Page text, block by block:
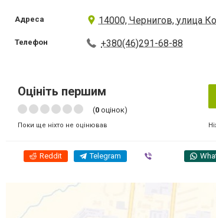
Адреса 14000, Чернигов, улица
Телефон +380(46)291-68-88
Оцініть першим
(0 оцінок)
Поки ще ніхто не оцінював
Reddit Telegram